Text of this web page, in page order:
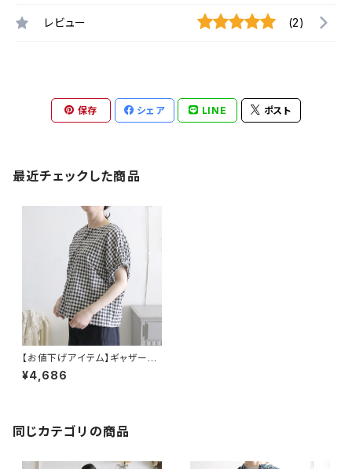
レビュー (2)
保存 シェア LINE ポスト
最近チェックした商品
【お値下げアイテム】ギャザーブ
ラウス / ブラックギンガム
¥4,686
同じカテゴリの商品